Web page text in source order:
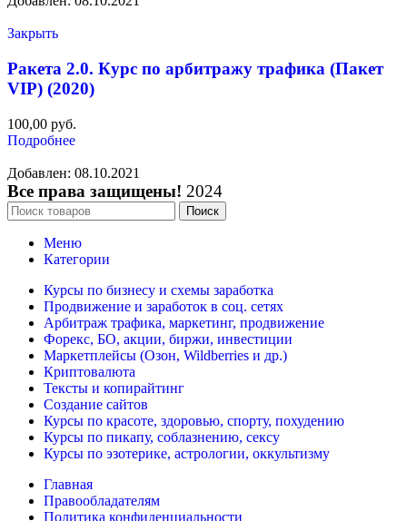
Закрыть
Ракета 2.0. Курс по арбитражу трафика (Пакет
VIP) (2020)
100,00 руб.
Подробнее
Добавлен: 08.10.2021
Все права защищены! 2024
Поиск
Меню
Категории
Курсы по бизнесу и схемы заработка
Продвижение и заработок в соц. сетях
Арбитраж трафика, маркетинг, продвижение
Форекс, БО, акции, биржи, инвестиции
Маркетплейсы (Озон, Wildberries и др.)
Криптовалюта
Тексты и копирайтинг
Создание сайтов
Курсы по красоте, здоровью, спорту, похудению
Курсы по пикапу, соблазнению, сексу
Курсы по эзотерике, астрологии, оккультизму
Главная
Правообладателям
Политика конфиденциальности